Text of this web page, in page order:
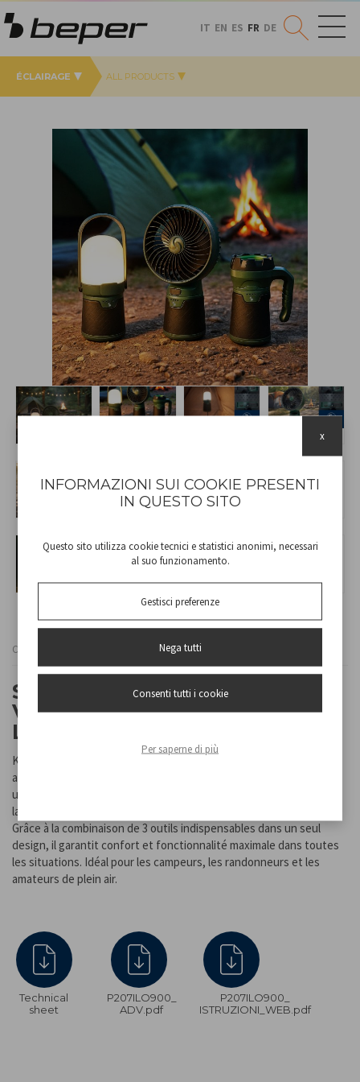
IT EN ES FR DE
ÉCLAIRAGE ALL PRODUCTS
Cod
SET 3 EN 1 POUR LE CAMPING :
VENTILATEUR + TORCHE +
LANTERNE
Kit de camping 3 en 1 pratique et compact, parfait pour toutes les
aventures en plein air. Ce kit multifonction permet d'utiliser, avec
une seule batterie, 3 accessoires différents : ventilateur, torche,
lanterne et support utilisable pour le ventilateur et la lanterne.
Grâce à la combinaison de 3 outils indispensables dans un seul
design, il garantit confort et fonctionnalité maximale dans toutes
les situations. Idéal pour les campeurs, les randonneurs et les
amateurs de plein air.
Technical
sheet
P207ILO900_
ADV.pdf
P207ILO900_
ISTRUZIONI_WEB.pdf
INFORMAZIONI SUI COOKIE PRESENTI
IN QUESTO SITO
Questo sito utilizza cookie tecnici e statistici anonimi, necessari
al suo funzionamento.
Gestisci preferenze
Nega tutti
Consenti tutti i cookie
Per saperne di più
x